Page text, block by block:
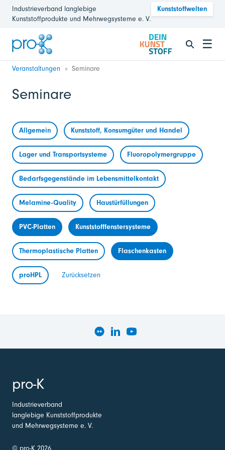
Industrieverband langlebige
Kunststoffprodukte und Mehrwegsysteme e. V.
Kunststoffwelten
☰
Veranstaltungen Seminare
Seminare
Allgemein Kunststoff, Konsumgüter und Handel
Lager und Transportsysteme Fluoropolymergruppe
Bedarfsgegenstände im Lebensmittelkontakt
Melamine-Quality Haustürfüllungen
PVC-Platten Kunststofffenstersysteme
Thermoplastische Platten Flaschenkasten
proHPL Zurücksetzen
pro-K
Industrieverband
langlebige Kunststoffprodukte
und Mehrwegsysteme e. V.
© pro-K 2026